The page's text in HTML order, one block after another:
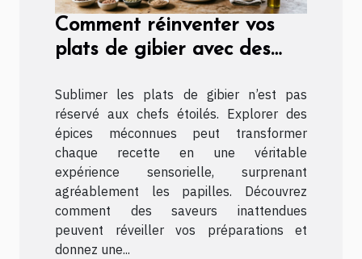
Comment réinventer vos
plats de gibier avec des
Sublimer les plats de gibier n’est pas
réservé aux chefs étoilés. Explorer des
épices méconnues peut transformer
chaque recette en une véritable
expérience sensorielle, surprenant
agréablement les papilles. Découvrez
comment des saveurs inattendues
peuvent réveiller vos préparations et
donnez une...